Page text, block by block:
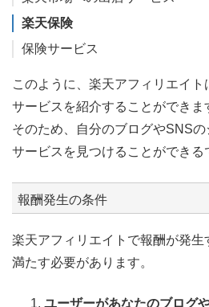
楽天保険
保険サービス
このように、楽天アフィリエイ
サービスを紹介することができま
そのため、自分のブログやSNS
サービスを見つけることができる
報酬発生の条件
楽天アフィリエイトで報酬が発
満たす必要があります。
ユーザーがあなたのブログ